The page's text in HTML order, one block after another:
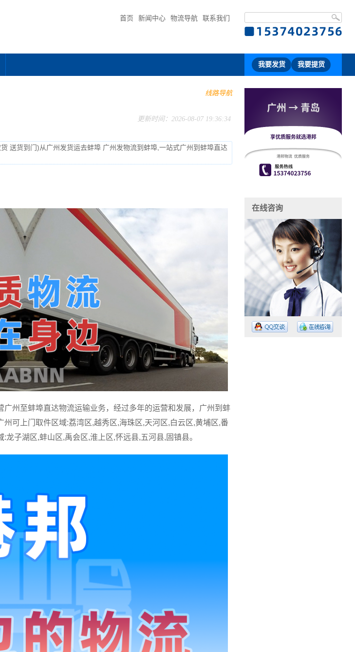
首页 新闻中心 物流导航 联系我们
我要发货 我要提货
线路导航
更新时间：2026-08-07 19:36:34
送货到门)从广州发货运去蚌埠 广州发物流到蚌埠,一站式广州到蚌埠直达
州至蚌埠直达物流运输业务，经过多年的运营和发展，广州到蚌
可上门取件区域:荔湾区,越秀区,海珠区,天河区,白云区,黄埔区,番
子湖区,蚌山区,禹会区,淮上区,怀远县,五河县,固镇县。
在线咨询